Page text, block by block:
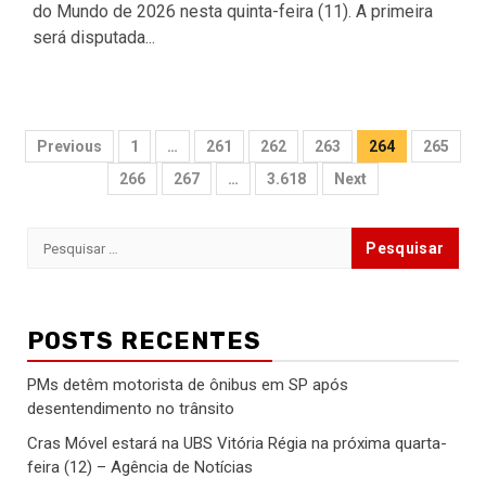
do Mundo de 2026 nesta quinta-feira (11). A primeira
será disputada...
Paginação
Previous 1 … 261 262 263 264
265
266
267 … 3.618 Next
Pesquisar
POSTS RECENTES
PMs detêm motorista de ônibus em SP após
desentendimento no trânsito
Cras Móvel estará na UBS Vitória Régia na próxima quarta-
feira (12) – Agência de Notícias